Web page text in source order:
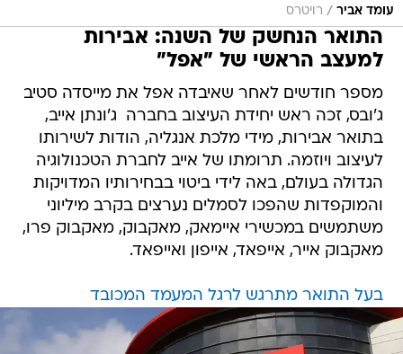
עומד אביר / רויטרס
התואר הנחשק של השנה: אבירות
למעצב הראשי של "אפל"
מספר חודשים לאחר שאיבדה אפל את מייסדה סטיב
ג'ובס, זכה ראש יחידת העיצוב בחברה  ג'ונתן אייב,
בתואר אבירות, מידי מלכת אנגליה, הודות לשירותו
לעיצוב ויוזמה. תרומתו של אייב לחברת הטכנולוגיה
הגדולה בעולם, באה לידי ביטוי בבחירותיו המדויקות
והמוקפדות שהפכו לסמלים נערצים בקרב מיליוני
משתמשים במכשירי איימאק, מאקבוק, מאקבוק פרו,
מאקבוק אייר, אייפאד, אייפון ואייפאד.
בעל התואר מתרגש לרגל המעמד המכובד